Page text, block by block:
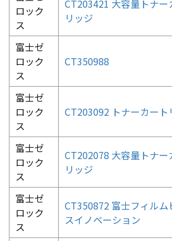
ロック
ス
CT203421 大容量トナー
リッジ
富士ゼ
ロック
ス
CT350988
富士ゼ
ロック
ス
CT203092 トナーカート
富士ゼ
ロック
ス
CT202078 大容量トナー
リッジ
富士ゼ
ロック
ス
CT350872 富士フィルム
スイノベーション